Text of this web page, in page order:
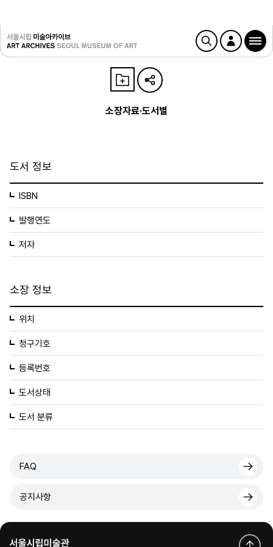
소장자료·도서별
도서 정보
ISBN
발행연도
저자
소장 정보
위치
청구기호
등록번호
도서상태
도서 분류
FAQ
공지사항